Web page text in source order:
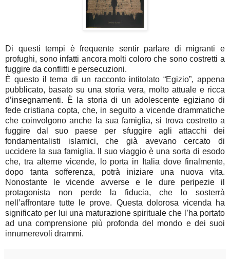
Di questi tempi è frequente sentir parlare di migranti e
profughi, sono infatti ancora molti coloro che sono costretti a
fuggire da conflitti e persecuzioni.
È questo il tema di un racconto intitolato “Egizio”, appena
pubblicato, basato su una storia vera, molto attuale e ricca
d’insegnamenti. È la storia di un adolescente egiziano di
fede cristiana copta, che, in seguito a vicende drammatiche
che coinvolgono anche la sua famiglia, si trova costretto a
fuggire dal suo paese per sfuggire agli attacchi dei
fondamentalisti islamici, che già avevano cercato di
uccidere la sua famiglia. Il suo viaggio è una sorta di esodo
che, tra alterne vicende, lo porta in Italia dove finalmente,
dopo tanta sofferenza, potrà iniziare una nuova vita.
Nonostante le vicende avverse e le dure peripezie il
protagonista non perde la fiducia, che lo sosterrà
nell’affrontare tutte le prove. Questa dolorosa vicenda ha
significato per lui una maturazione spirituale che l’ha portato
ad una comprensione più profonda del mondo e dei suoi
innumerevoli drammi.